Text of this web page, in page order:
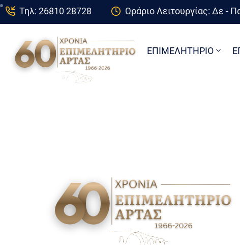
Τηλ: 26810 28728 Ωράριο Λειτουργίας: Δε -
ΕΠΙΜΕΛΗΤΗΡΙΟ